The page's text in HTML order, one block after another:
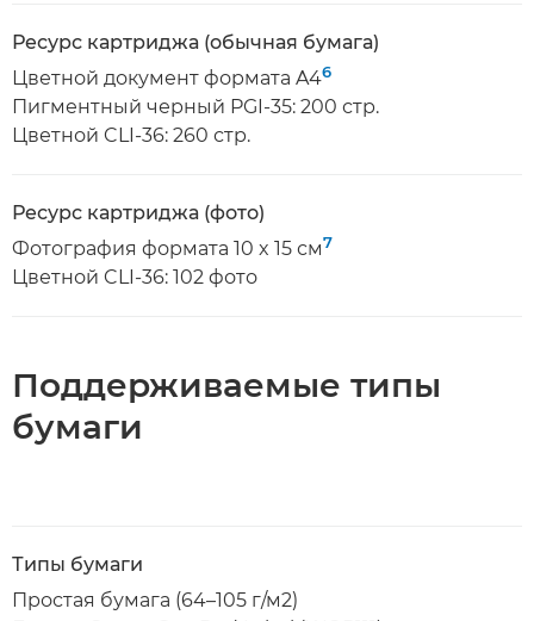
Ресурс картриджа (обычная бумага)
Цветной документ формата A46
Пигментный черный PGI-35: 200 стр.
Цветной CLI-36: 260 стр.
Ресурс картриджа (фото)
Фотография формата 10 x 15 см7
Цветной CLI-36: 102 фото
Поддерживаемые типы
бумаги
Типы бумаги
Простая бумага (64–105 г/м2)